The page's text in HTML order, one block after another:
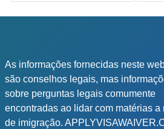
As informações fornecidas neste
são conselhos legais, mas
sobre perguntas legais comumente
encontradas ao lidar com matérias a
de imigração.